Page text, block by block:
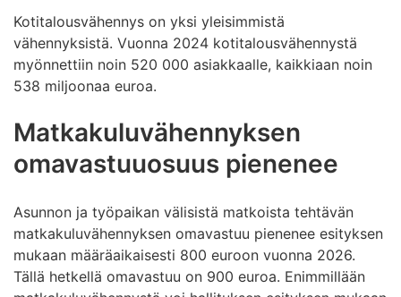
Kotitalousvähennys on yksi yleisimmistä
vähennyksistä. Vuonna 2024 kotitalousvähennystä
myönnettiin noin 520 000 asiakkaalle, kaikkiaan noin
538 miljoonaa euroa.
Matkakuluvähennyksen
omavastuuosuus pienenee
Asunnon ja työpaikan välisistä matkoista tehtävän
matkakuluvähennyksen omavastuu pienenee esityksen
mukaan määräaikaisesti 800 euroon vuonna 2026.
Tällä hetkellä omavastuu on 900 euroa. Enimmillään